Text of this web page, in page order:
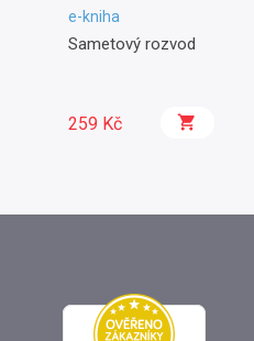
e-kniha
Sametový rozvod
259 Kč